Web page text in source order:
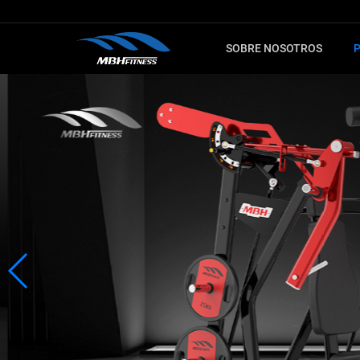
SOBRE NOSOTROS
Máquina de fitness Serie MTM
Serie XMDM
Serie MEL
Serie T8